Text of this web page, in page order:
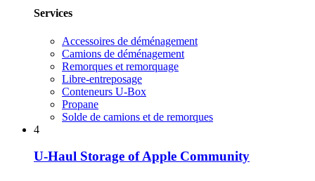
Services
Accessoires de déménagement
Camions de déménagement
Remorques et remorquage
Libre-entreposage
Conteneurs U-Box
Propane
Solde de camions et de remorques
4
U-Haul Storage of Apple Community